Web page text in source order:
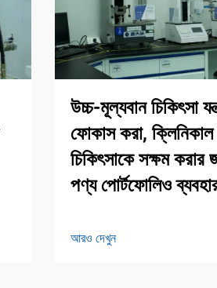
উচ্চ-মূল্যবান চিকিৎসা
ফোকাস করা,
চিকিৎসাকে সক্ষম করার
পণ্য পোর্টফোলিও
আরও দেখুন